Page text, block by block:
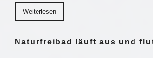
Weiterlesen
Naturfreibad läuft aus und